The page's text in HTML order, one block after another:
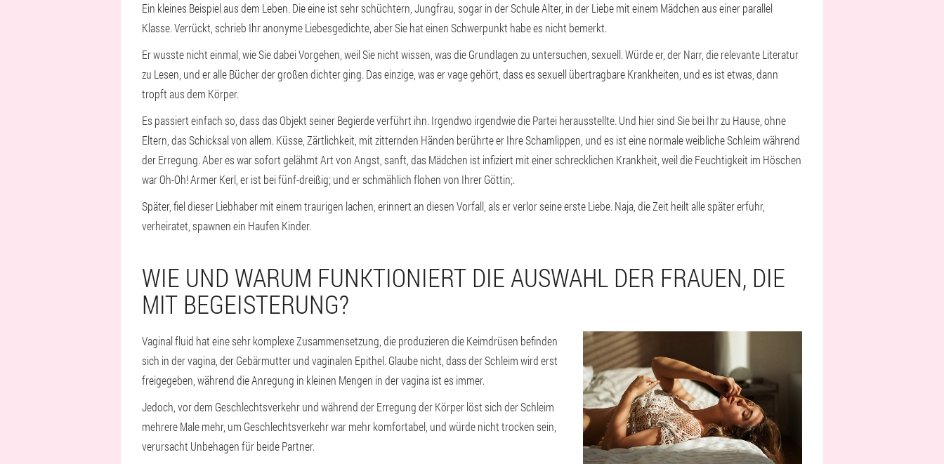
Ein kleines Beispiel aus dem Leben. Die eine ist sehr schüchtern, Jungfrau, sogar in der Schule Alter, in der Liebe mit einem Mädchen aus einer parallel
Klasse. Verrückt, schrieb Ihr anonyme Liebesgedichte, aber Sie hat einen Schwerpunkt habe es nicht bemerkt.
Er wusste nicht einmal, wie Sie dabei Vorgehen, weil Sie nicht wissen, was die Grundlagen zu untersuchen, sexuell. Würde er, der Narr, die relevante Literatur
zu Lesen, und er alle Bücher der großen dichter ging. Das einzige, was er vage gehört, dass es sexuell übertragbare Krankheiten, und es ist etwas, dann
tropft aus dem Körper.
Es passiert einfach so, dass das Objekt seiner Begierde verführt ihn. Irgendwo irgendwie die Partei herausstellte. Und hier sind Sie bei Ihr zu Hause, ohne
Eltern, das Schicksal von allem. Küsse, Zärtlichkeit, mit zitternden Händen berührte er Ihre Schamlippen, und es ist eine normale weibliche Schleim während
der Erregung. Aber es war sofort gelähmt Art von Angst, sanft, das Mädchen ist infiziert mit einer schrecklichen Krankheit, weil die Feuchtigkeit im Höschen
war Oh-Oh! Armer Kerl, er ist bei fünf-dreißig; und er schmählich flohen von Ihrer Göttin;.
Später, fiel dieser Liebhaber mit einem traurigen lachen, erinnert an diesen Vorfall, als er verlor seine erste Liebe. Naja, die Zeit heilt alle später erfuhr,
verheiratet, spawnen ein Haufen Kinder.
WIE UND WARUM FUNKTIONIERT DIE AUSWAHL DER FRAUEN, DIE
MIT BEGEISTERUNG?
Vaginal fluid hat eine sehr komplexe Zusammensetzung, die produzieren die Keimdrüsen befinden
sich in der vagina, der Gebärmutter und vaginalen Epithel. Glaube nicht, dass der Schleim wird erst
freigegeben, während die Anregung in kleinen Mengen in der vagina ist es immer.
Jedoch, vor dem Geschlechtsverkehr und während der Erregung der Körper löst sich der Schleim
mehrere Male mehr, um Geschlechtsverkehr war mehr komfortabel, und würde nicht trocken sein,
verursacht Unbehagen für beide Partner.